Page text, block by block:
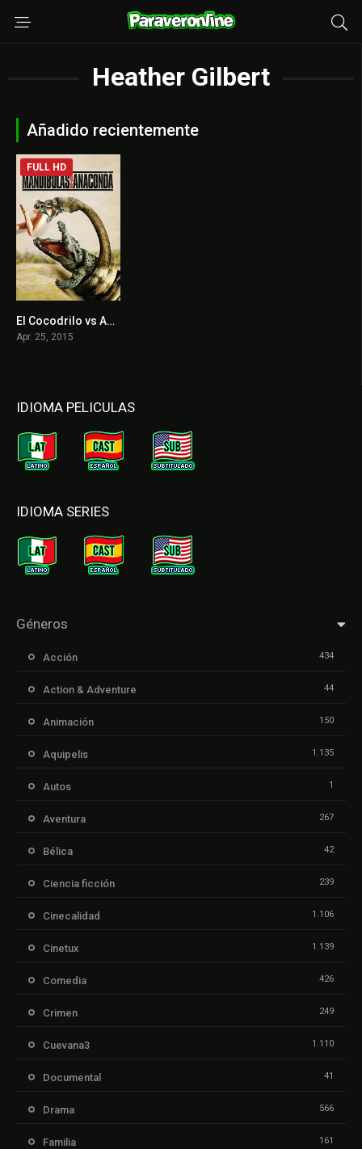
Heather Gilbert
Añadido recientemente
3.2
FULL HD
El Cocodrilo vs Anaconda
Apr. 25, 2015
IDIOMA PELICULAS
IDIOMA SERIES
Géneros
Acción 434
Action & Adventure 44
Animación 150
Aquipelis 1.135
Autos 1
Aventura 267
Bélica 42
Ciencia ficción 239
Cinecalidad 1.106
Cinetux 1.139
Comedia 426
Crimen 249
Cuevana3 1.110
Documental 41
Drama 566
Familia 161